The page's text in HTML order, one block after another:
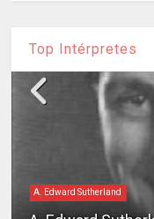
Top Intérpretes
A. Edward Sutherland